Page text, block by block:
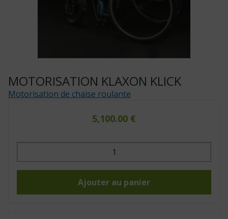
MOTORISATION KLAXON KLICK
Motorisation de chaise roulante
5,100.00 €
quantité
Motorisation
Ajouter au panier